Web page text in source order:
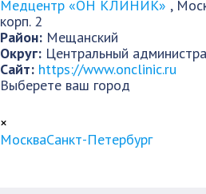
Медцентр «ОН КЛИНИК» ,
корп. 2
Район: Мещанский
Округ: Центральный
Сайт: https://www.onclinic.ru
Выберете ваш город
×
МоскваСанкт-Петербург